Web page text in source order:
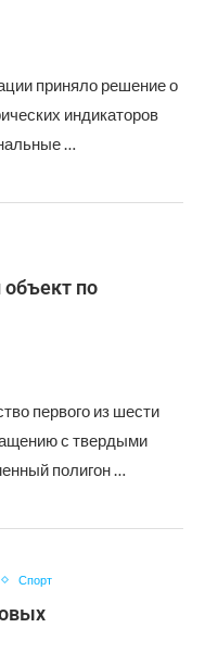
приняло решение о
индикаторов
…
по
первого из шести
с твердыми
полигон …
Спорт